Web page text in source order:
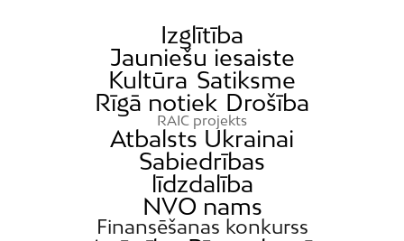
Izglītība
Jauniešu iesaiste
Kultūra Satiksme
Rīgā notiek Drošība
RAIC projekts
Atbalsts Ukrainai
Sabiedrības
līdzdalība
NVO nams
Finansēšanas konkurss